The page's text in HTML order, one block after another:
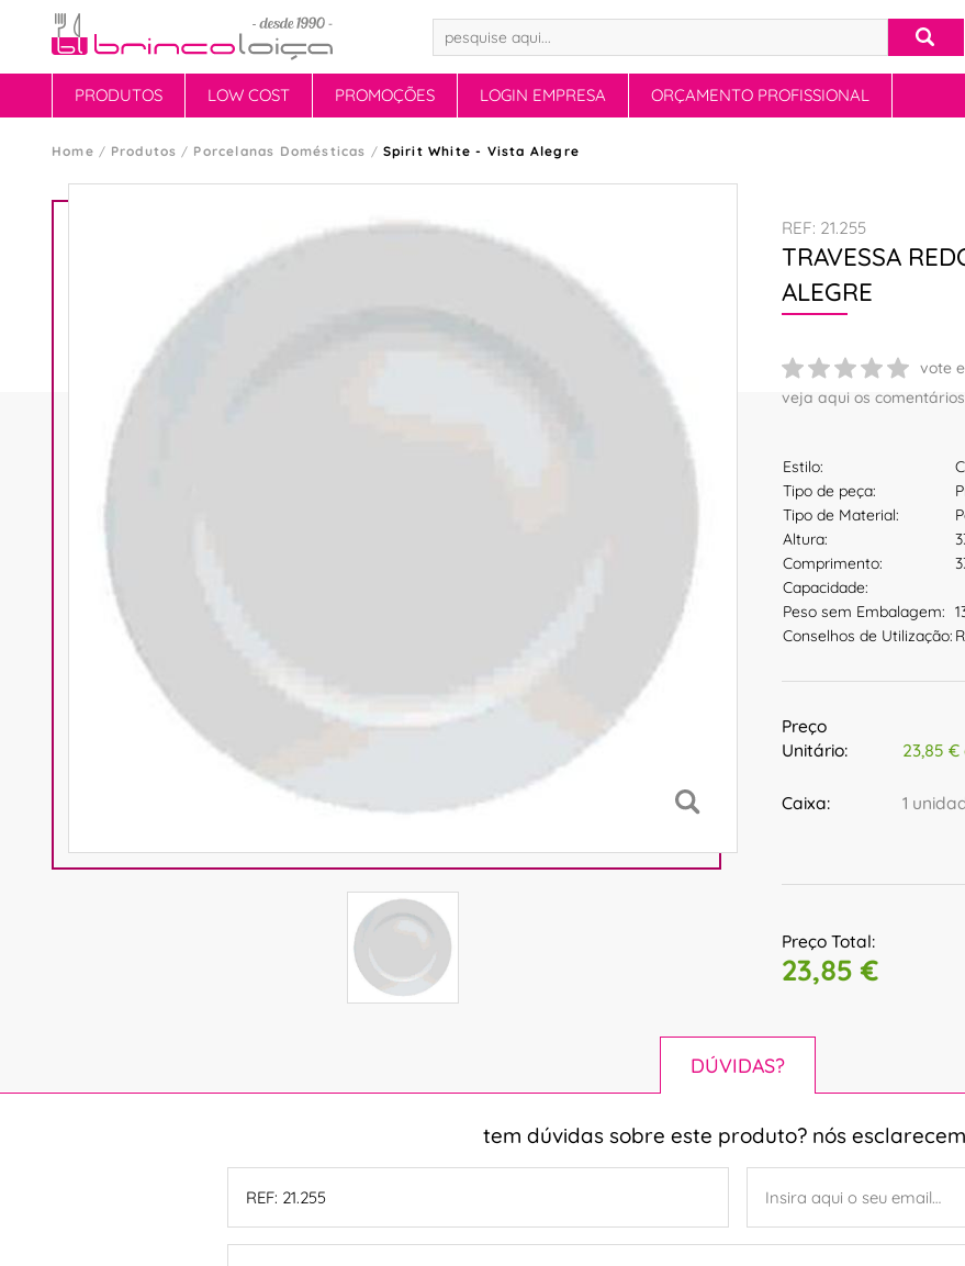
PRODUTOS LOW COST PROMOÇÕES LOGIN EMPRESA ORÇAMENTO PROFISSIONAL
Home Produtos Porcelanas Domésticas Spirit White - Vista Alegre
REF: 21.255
TRAVESSA
ALEGRE
vote
veja aqui os comentários
Estilo:
Tipo de peça:
Tipo de Material:
Altura:
Comprimento:
Capacidade:
Peso sem Embalagem:
Conselhos de Utilização:
Preço
Unitário:
23,85
Caixa: 1
Preço Total:
23,85 €
DÚVIDAS?
tem dúvidas sobre este produto? nós